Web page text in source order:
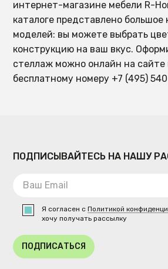
интернет-магазине мебели R-
каталоге представлено большое
моделей: вы можете выбрать
конструкцию на ваш вкус.
стеллаж можно онлайн на сайте
бесплатному номеру +7 (495)
ПОДПИСЫВАЙТЕСЬ НА НАШУ
Я согласен сПолитикой
хочу получать рассылку
ПОДПИСАТЬСЯ